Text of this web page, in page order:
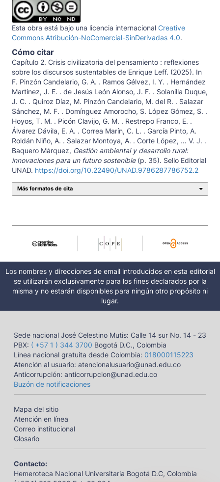
Esta obra está bajo una licencia internacional Creative
Commons Atribución-NoComercial-SinDerivadas 4.0.
Cómo citar
Capítulo 2. Crisis civilizatoria del pensamiento : reflexiones
sobre los discursos sustentables de Enrique Leff. (2025). In
F. Pinzón Candelario, G. A. . Ramos Gélvez, I. Y. . Hernández
Martínez, J. E. . de Jesús León Alonso, J. F. . Solanilla Duque,
J. C. . Quiroz Díaz, M. Pinzón Candelario, M. del R. . Salazar
Sánchez, M. F. . Domínguez Amorocho, S. López Gómez, S. .
Hoyos, T. M. . Picón Clavijo, G. M. . Restrepo Franco, E. .
Álvarez Dávila, E. A. . Correa Marín, C. L. . García Pinto, A.
Roldán Niño, A. . Salazar Montoya, A. . Corte López, … V. J. .
Baquero Márquez, Gestión ambiental y desarrollo rural:
innovaciones para un futuro sostenible(p. 35). Sello Editorial
UNAD. https://doi.org/10.22490/UNAD.9786287786752.2
Más formatos de cita
Los nombres y direcciones de email introducidos en esta editorial
se utilizarán exclusivamente para los fines declarados por la
misma y no estarán disponibles para ningún otro propósito ni
lugar.
Sede nacional José Celestino Mutis: Calle 14 sur No. 14 - 23
PBX: ( +57 1 ) 344 3700 Bogotá D.C., Colombia
Línea nacional gratuita desde Colombia: 018000115223
Atención al usuario: atencionalusuario@unad.edu.co
Anticorrupción: anticorrupcion@unad.edu.co
Buzón de notificaciones
Mapa del sitio
Atención en línea
Correo institucional
Glosario
Contacto:
Hemeroteca Nacional Universitaria Bogotá D.C, Colombia